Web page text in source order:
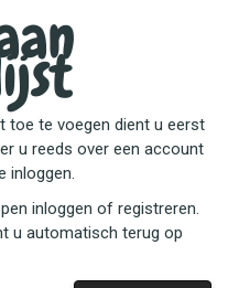
toe te voegen dient u eerst
u reeds over een account
inloggen.
inloggen of registreren.
u automatisch terug op